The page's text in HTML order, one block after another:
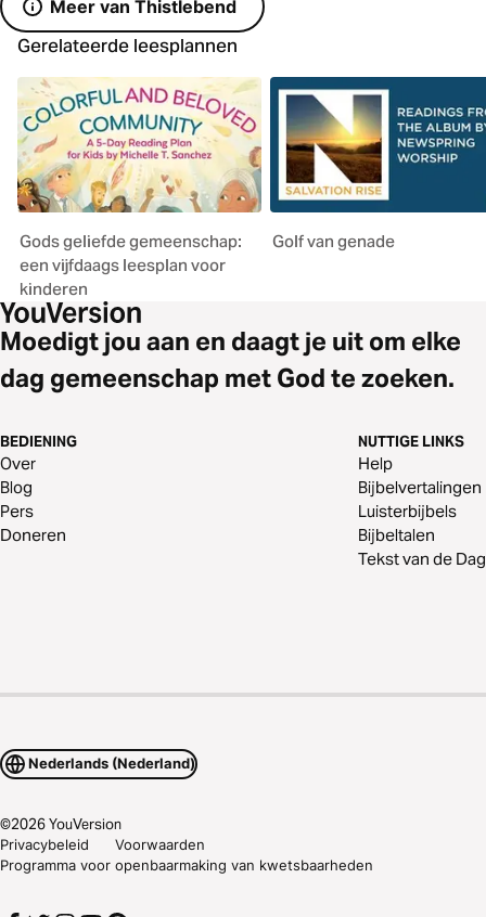
Meer van Thistlebend
Gerelateerde leesplannen
Gods geliefde gemeenschap:
een vijfdaags leesplan voor
kinderen
Golf van genade
Moedigt jou aan en daagt je uit om elke
dag gemeenschap met God te zoeken.
BEDIENING
Over
Blog
Pers
Doneren
NUTTIGE LINKS
Help
Bijbelvertalingen
Luisterbijbels
Bijbeltalen
Tekst van de Dag
Nederlands (Nederland)
©2026YouVersion
Privacybeleid
Voorwaarden
Programma voor openbaarmaking van kwetsbaarheden